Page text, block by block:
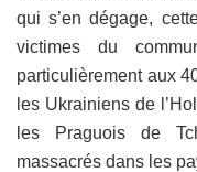
qui s’en dégage,
victimes du
particulièrement aux
les Ukrainiens de
les Praguois de
massacrés dans les